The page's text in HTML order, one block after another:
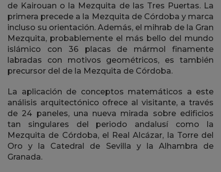
de Kairouan o la Mezquita de las Tres Puertas. La
primera precede a la Mezquita de Córdoba y marca
incluso su orientación. Además, el mihrab de la Gran
Mezquita, probablemente el más bello del mundo
islámico con 36 placas de mármol finamente
labradas con motivos geométricos, es también
precursor del de la Mezquita de Córdoba.
La aplicación de conceptos matemáticos a este
análisis arquitectónico ofrece al visitante, a través
de 24 paneles, una nueva mirada sobre edificios
tan singulares del periodo andalusí como la
Mezquita de Córdoba, el Real Alcázar, la Torre del
Oro y la Catedral de Sevilla y la Alhambra de
Granada.